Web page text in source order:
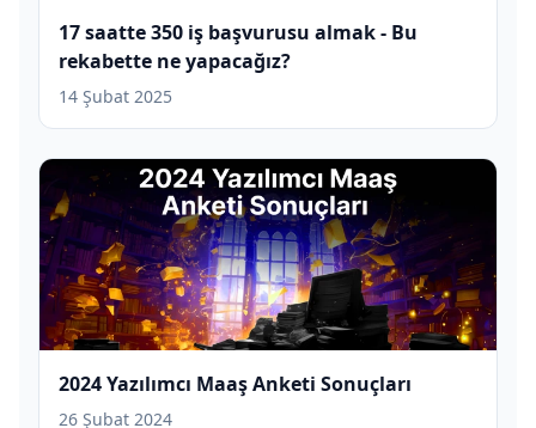
17 saatte 350 iş başvurusu almak - Bu
rekabette ne yapacağız?
14 Şubat 2025
2024 Yazılımcı Maaş Anketi Sonuçları
26 Şubat 2024